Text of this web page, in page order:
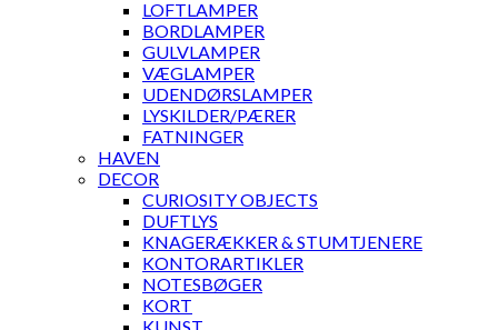
LOFTLAMPER
BORDLAMPER
GULVLAMPER
VÆGLAMPER
UDENDØRSLAMPER
LYSKILDER/PÆRER
FATNINGER
HAVEN
DECOR
CURIOSITY OBJECTS
DUFTLYS
KNAGERÆKKER & STUMTJENERE
KONTORARTIKLER
NOTESBØGER
KORT